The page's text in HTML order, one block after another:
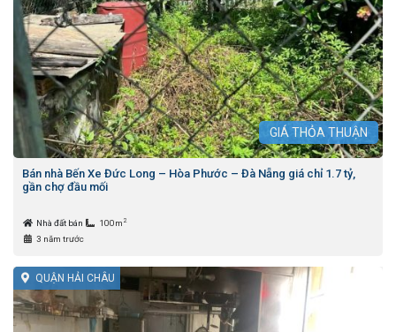
GIÁ THỎA THUẬN
Bán nhà Bến Xe Đức Long – Hòa Phước – Đà Nẵng giá chỉ 1.7 tỷ,
gần chợ đầu mối
Nhà đất bán 100m 2
3 năm trước
QUẬN HẢI CHÂU